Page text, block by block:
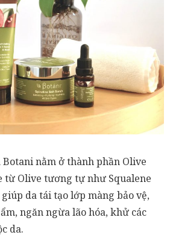
nằm ở thành phần Olive
từ Olive tương tự như Squalene
da tái tạo lớp màng bảo vệ,
ngăn ngừa lão hóa, khử các
da.